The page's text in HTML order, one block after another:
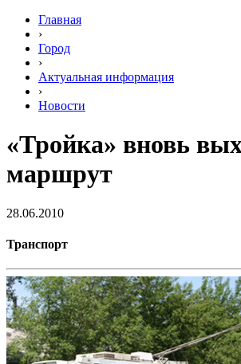
Главная
›
Город
›
Актуальная информация
›
Новости
«Тройка» вновь
маршрут
28.06.2010
Транспорт